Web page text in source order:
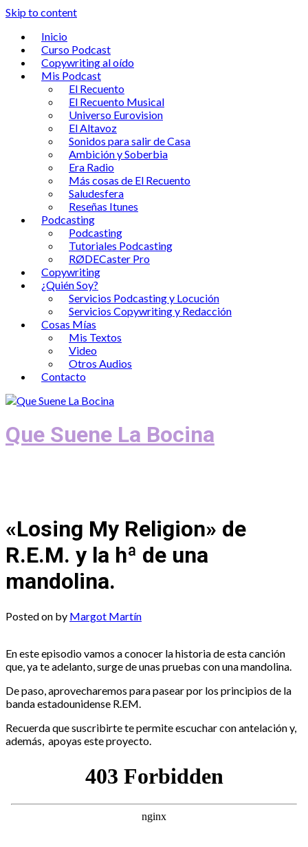
Skip to content
Inicio
Curso Podcast
Copywriting al oído
Mis Podcast
El Recuento
El Recuento Musical
Universo Eurovision
El Altavoz
Sonidos para salir de Casa
Ambición y Soberbia
Era Radio
Más cosas de El Recuento
Saludesfera
Reseñas Itunes
Podcasting
Podcasting
Tutoriales Podcasting
RØDECaster Pro
Copywriting
¿Quién Soy?
Servicios Podcasting y Locución
Servicios Copywriting y Redacción
Cosas Mías
Mis Textos
Video
Otros Audios
Contacto
Que Suene La Bocina
«Losing My Religion» de
R.E.M. y la hª de una
mandolina.
Posted on by Margot Martín
En este episodio vamos a conocer la historia de esta canción
que, ya te adelanto, surge de unas pruebas con una mandolina.
De paso, aprovecharemos para pasear por los principios de la
banda estadounidense R.EM.
Recuerda que suscribirte te permite escuchar con antelación y,
además, apoyas este proyecto.